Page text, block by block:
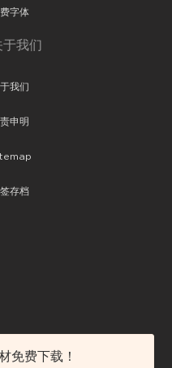
字体
于我们
我们
申明
存档
免费下载！